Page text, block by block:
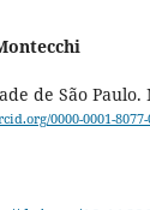
de São
0000-0001-8077-